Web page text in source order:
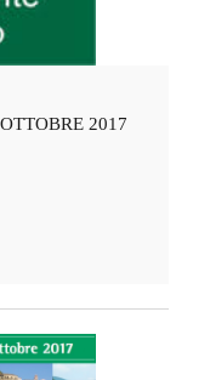
2017